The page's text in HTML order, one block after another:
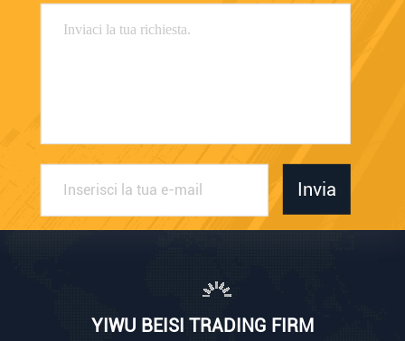
Invia
YIWU BEISI TRADING FIRM